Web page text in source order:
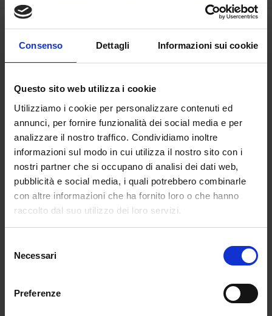
Consenso Dettagli Informazioni sui cookie
Questo sito web utilizza i cookie
Utilizziamo i cookie per personalizzare contenuti ed
annunci, per fornire funzionalità dei social media e per
analizzare il nostro traffico. Condividiamo inoltre
informazioni sul modo in cui utilizza il nostro sito con i
nostri partner che si occupano di analisi dei dati web,
pubblicità e social media, i quali potrebbero combinarle
con altre informazioni che ha fornito loro o che hanno
raccolto dal suo utilizzo dei loro servizi.
delNecessari
Preferenze
anche su altre competenze più
immediatamente spendibili sul mercato del
che dovrebbero garantire ai loro iscritti una
prosecuzione degli studi all’università.
Si tratta di un traguardo, scrive Il Corriere, che
solo il liceo classico e lo scientifico riescono a
raggiungere, mentre la maggior parte degli
studenti degli altri licei resta in bilico fra il
cinque e il sei.
E man mano che si scende da Nord a Sud, la
situazione peggiora drammaticamente.
diciottenni iscritti all’ultimo anno del classico
Bene anche gli scientifici (sei studenti su dieci si